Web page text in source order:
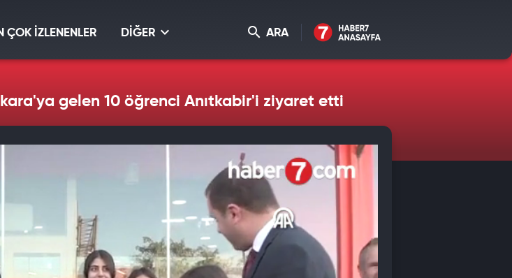
ÇOK İZLENENLER DİĞER ARA
gelen 10 öğrenci Anıtkabir'i ziyaret etti